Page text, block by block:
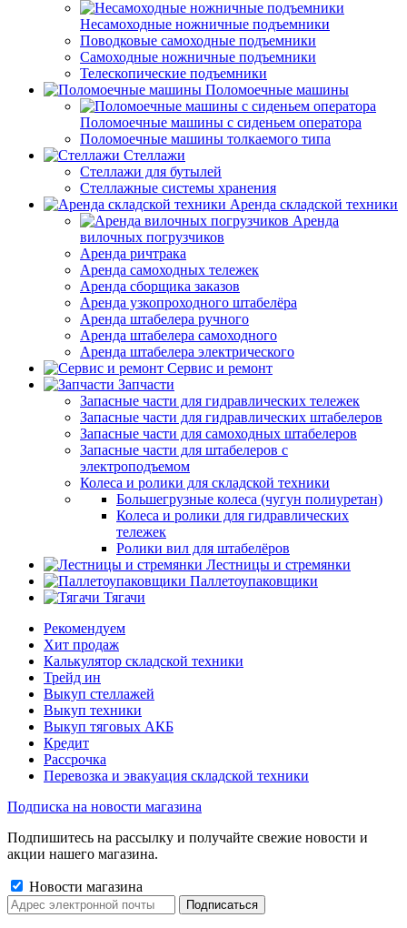
Несамоходные ножничные подъемники
Поводковые самоходные подъемники
Самоходные ножничные подъемники
Телескопические подъемники
Поломоечные машины
Поломоечные машины с сиденьем оператора
Поломоечные машины толкаемого типа
Стеллажи
Стеллажи для бутылей
Стеллажные системы хранения
Аренда складской техники
Аренда
вилочных погрузчиков
Аренда ричтрака
Аренда самоходных тележек
Аренда сборщика заказов
Аренда узкопроходного штабелёра
Аренда штабелера ручного
Аренда штабелера самоходного
Аренда штабелера электрического
Сервис и ремонт
Запчасти
Запасные части для гидравлических тележек
Запасные части для гидравлических штабелеров
Запасные части для самоходных штабелеров
Запасные части для штабелеров с
электроподъемом
Колеса и ролики для складской техники
Большегрузные колеса (чугун полиуретан)
Колеса и ролики для гидравлических
тележек
Ролики вил для штабелёров
Лестницы и стремянки
Паллетоупаковщики
Тягачи
Рекомендуем
Хит продаж
Калькулятор складской техники
Трейд ин
Выкуп стеллажей
Выкуп техники
Выкуп тяговых АКБ
Кредит
Рассрочка
Перевозка и эвакуация складской техники
Подписка на новости магазина
Подпишитесь на рассылку и получайте свежие новости и
акции нашего магазина.
Новости магазина